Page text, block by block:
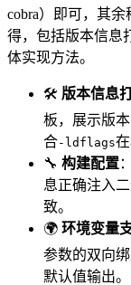
cobra）即可，其
得，包括版本信息
体实现方法。
🛠️ 版本信息
板，展示版
合-ldflags
🔧 构建配置
息正确注入
致。
🌍 环境变量
参数的双向
默认值输出。